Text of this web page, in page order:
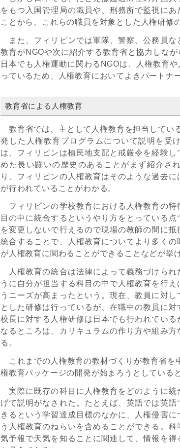
をもつ入国管理局の職員や、刑務所で監視に
ことから、これらの職員を対象とした人権研修
また、フィリピンでは軍隊、警察、公務員な
教育がNGOや次に紹介する教育省と協力しな
日本でも人権運動に関わるNGOは、人権教育
っているため、人権教育においてよきパートナ
教育省による人権教育
教育省では、主として人権教育を担当してい
発した人権教育プログラムについて説明を受
は、フィリピンは植民地支配と戒厳令を経験
めた長い闘いの歴史のあることがまず紹介さ
り、フィリピンの人権教育はそのような過去
が行われていることがわかる。
フィリピンの学校教育における人権教育の特
目の中に統合するというやり方をとっている
を変更しないで行えるので現場の教師の間に
統合することで、人権教育についてより多く
が人権教育に関わることができることなどが挙
人権教育の統合は法律によって義務づけられ
うに自分が担当する科目の中で人権教育を行
うニーズが高まったという。現在、教員に対
とした研修は行っているが、在職中の教員に
校長に対する人権研修は日本でも行われてい
なるところは、カリキュラムの作り方や組み
る。
これまでの人権教育の教材づくりが教育省を
権教育パッケージの開発が始まろうとしている
実際に既存の科目に人権教育をどのように統
げて説明がなされた。たとえば、英語では英
きるという学習達成目標のなかに、人権侵害
う人権教育のねらいを含めることができる。
気予報で天気を知ることに関連して、情報を